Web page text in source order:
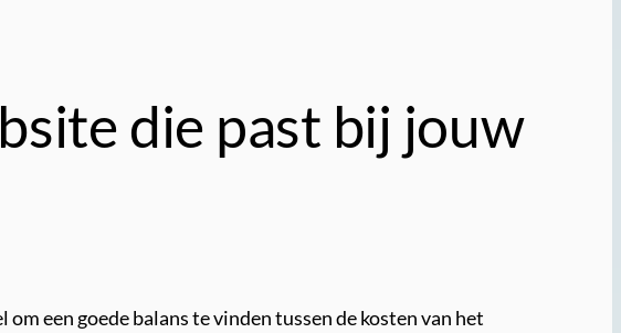
die past bij jouw
een goede balans te vinden tussen de kosten van het